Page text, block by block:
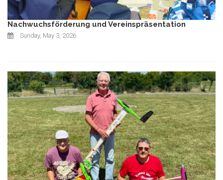
Nachwuchsförderung und Vereinspräsentation
Sunday, May 3, 2026